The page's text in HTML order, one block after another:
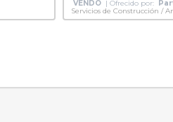
VENDO | Ofrecido por:
Servicios de Construcción /